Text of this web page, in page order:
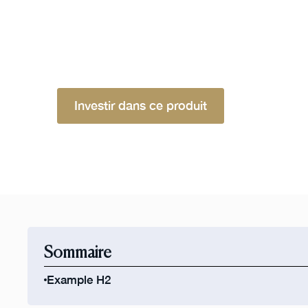
Investir dans ce produit
Sommaire
Example H2